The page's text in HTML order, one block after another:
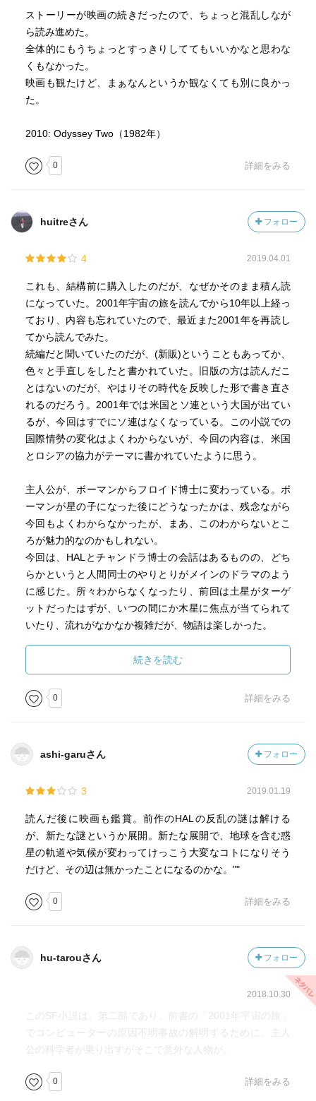
ストーリーが映画の続きだったので、ちょっと混乱しなが
ら読み進めた。
全体的にもうちょっとすっきりしててもいいかなと思わな
くもなかった。
映画も観たけど、まぁなんというか観なくても別に良かっ
た。
2010: Odyssey Two（1982年）
0 詳細をみる
huitreさん フォロー
4 2019.04.01
これも、結構前に購入したのだが、なぜかそのまま積ん読
になっていた。2001年宇宙の旅を読んでから10年以上経っ
ており、内容も忘れていたので、最近また2001年を再読し
てから読んでみた。
続編だと聞いていたのだが、(新販)ということもあってか、
色々と手直しをしたと書かれていた。旧版の方は読んだこ
とはないのだが、やはりその時代を反映した形で書き直さ
れるのだろう。2001年では米国とソ連という大国が出てい
るが、今回はすでにソ連はなくなっている。この小説での
国際情勢の変化はよくわからないが、今回の内容は、米国
とロシアの協力がテーマに書かれていたように思う。
主人公が、ボーマンからフロイド博士に変わっている。ボ
ーマンが星の子になった後にどうなったかは、残念ながら
今回もよくわからなかったが、まあ、このわからないとこ
ろが魅力的なのかもしれない。
今回は、HALとチャンドラ博士の会話はあるものの、どち
らかというと人間同士のやりとりがメインのドラマのよう
に感じた。所々わからなくなったり、前回は土星がターゲ
ットだったはずが、いつの間にか木星に焦点が当てられて
いたり、流れがなかなか複雑だが、物語は楽しかった。
もう2010年は一昔前になろうとしているが、未だ人類は有
人ということでは木星にたどり着いていない。実際、「ザ
ガートカ」みたいなものってあるのだろうか。昔はそうい
うものに憧れて、良く空想にふけったりしたが、今でもこ
しかし、結局TMA1とかザガートカについては、決着してい
読んでないので楽しみである。
続きを読む
0 詳細をみる
ashi-garuさん フォロー
3 2019.01.19
読んだ後に映画も鑑賞。前作のHALの反乱の謎は解ける
が、新たな謎というか展開。新たな展開で、地球を含む惑
星の軌道や気候が変わってけっこう大変なコトになりそう
だけど、その辺は無かったことになるのかな。""
0 詳細をみる
hu-tarouさん フォロー
2018.10.30
このSF小説は、第二部であり、前書の「2001年宇宙の旅」
でコンピューターの原因不明事故の解明するために、主人
公の科学者が乗り出すがそこで意外な人物が。
0 詳細をみる